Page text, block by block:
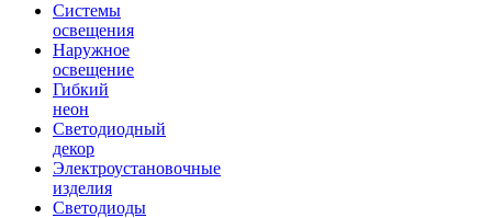
Системы
освещения
Наружное
освещение
Гибкий
неон
Светодиодный
декор
Электроустановочные
изделия
Светодиоды